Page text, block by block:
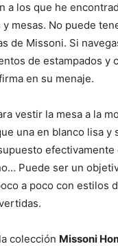
a los que he
y mesas. No puede
de Missoni. Si
de estampados y
en su menaje.
vestir la mesa a la
una en blanco lisa y
Puede ser un
a poco con estilos
colección Missoni